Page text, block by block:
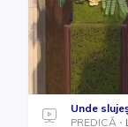
Unde
PREDICĂ